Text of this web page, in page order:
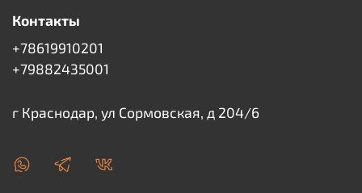
Контакты
+78619910201
+79882435001
г Краснодар, ул Сормовская, д 204/6